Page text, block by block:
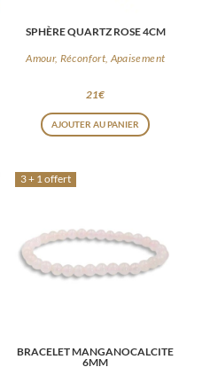
SPHÈRE QUARTZ ROSE 4CM
Amour, Réconfort, Apaisement
21€
AJOUTER AU PANIER
3 + 1 offert
BRACELET MANGANOCALCITE
6MM